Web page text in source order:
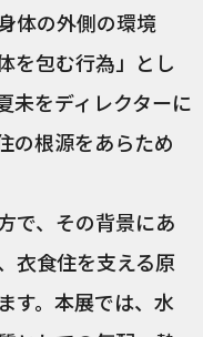
体の外側の環境
を包む行為」とし
未をディレクターに
の根源をあらため
で、その背景にあ
衣食住を支える原
す。本展では、水